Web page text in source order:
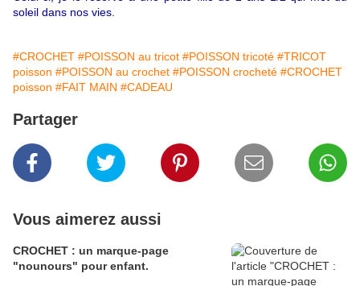
soleil dans nos vies.
#CROCHET #POISSON au tricot #POISSON tricoté #TRICOT
poisson #POISSON au crochet #POISSON crocheté #CROCHET
poisson #FAIT MAIN #CADEAU
Partager
Vous aimerez aussi
CROCHET : un marque-page
"nounours" pour enfant.